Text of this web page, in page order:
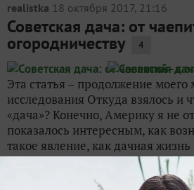
realistka 18 октября 2017, 21:16
Советская дача: от
огородничеству 4
Эта статья – продолжение моего
исследования Откуда взялось и
«дача»? Конечно, Америку я не
показалось интересным, как
такое явление, как дачная жизнь
наверное, ни в...